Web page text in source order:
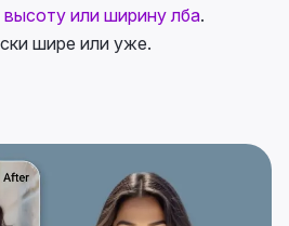
высоту или ширину лба.
шире или уже.